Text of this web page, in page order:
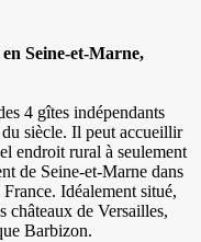
Seine-et-Marne,
4 gîtes indépendants
siècle. Il peut accueillir
endroit rural à seulement
de Seine-et-Marne dans
Idéalement situé,
châteaux de Versailles,
Barbizon.